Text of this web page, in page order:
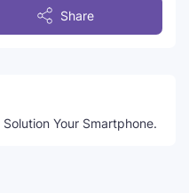
Share
Your Smartphone.